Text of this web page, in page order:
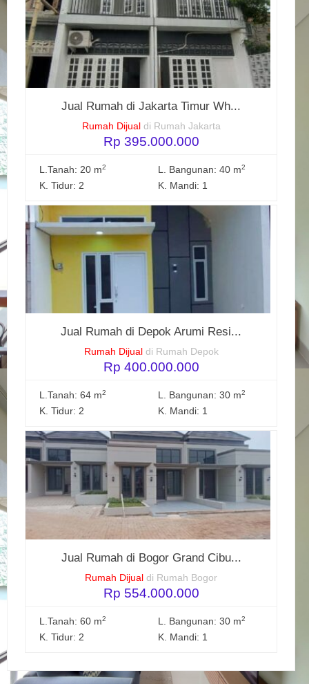
Jual Rumah di Jakarta Timur Wh...
Rumah Dijual di Rumah Jakarta
Rp 395.000.000
L.Tanah: 20 m2 L. Bangunan: 40 m2
K. Tidur: 2 K. Mandi: 1
Jual Rumah di Depok Arumi Resi...
Rumah Dijual di Rumah Depok
Rp 400.000.000
L.Tanah: 64 m2 L. Bangunan: 30 m2
K. Tidur: 2 K. Mandi: 1
Jual Rumah di Bogor Grand Cibu...
Rumah Dijual di Rumah Bogor
Rp 554.000.000
L.Tanah: 60 m2 L. Bangunan: 30 m2
K. Tidur: 2 K. Mandi: 1